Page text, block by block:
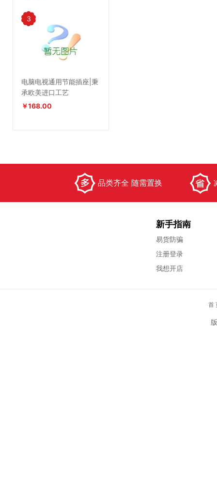
3
电脑电视通用节能插座|秉
承欧美进口工艺
￥168.00
品类齐全 随需置换
新手指南
易货防骗
注册登录
我想开店
首